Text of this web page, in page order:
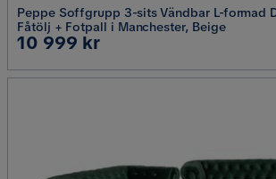
Peppe Soffgrupp 3-sits Vändbar L-formad
Fåtölj + Fotpall i Manchester, Beige
Pris
10 999 kr